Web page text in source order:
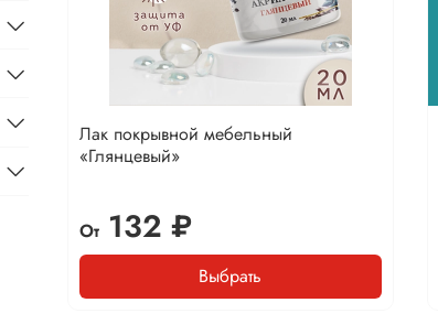
Лак покрывной мебельный
«Глянцевый»
От132 ₽
Выбрать